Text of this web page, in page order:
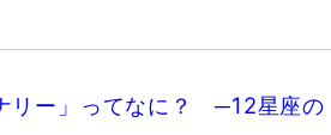
リー」ってなに？ ─12星座の